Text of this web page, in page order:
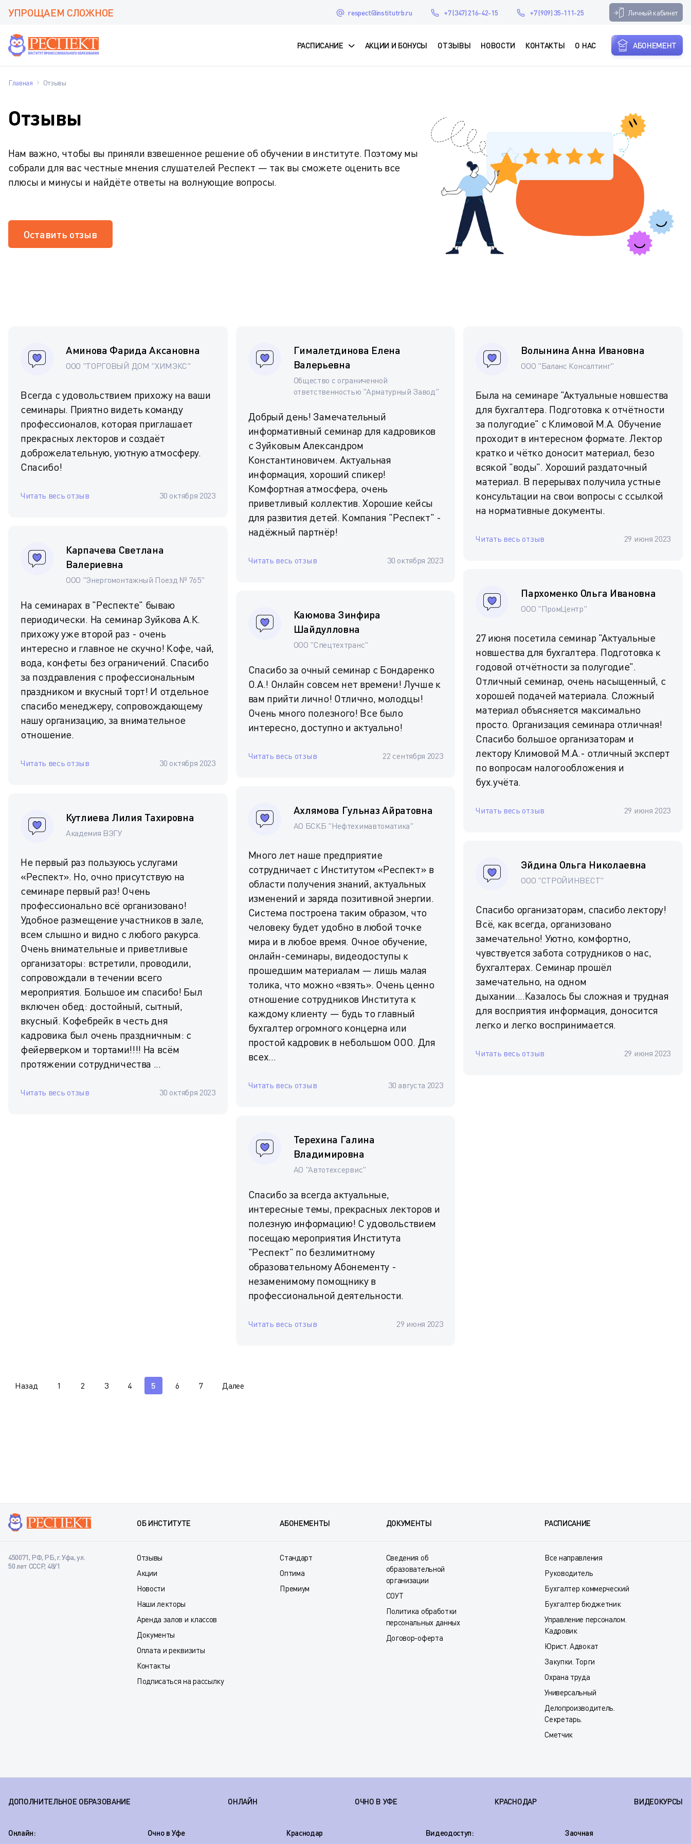
УПРОЩАЕМ СЛОЖНОЕ respect@institutrb.ru +7 (347) 216-42-15 +7 (909) 35-111-25 Личный кабинет
РАСПИСАНИЕ АКЦИИ И БОНУСЫ ОТЗЫВЫ НОВОСТИ КОНТАКТЫ О НАС АБОНЕМЕНТ
Главная Отзывы
Отзывы
Нам важно, чтобы вы приняли взвешенное решение об обучении в институте. Поэтому мы
собрали для вас честные мнения слушателей Респект — так вы сможете оценить все
плюсы и минусы и найдёте ответы на волнующие вопросы.
Оставить отзыв
Аминова Фарида Аксановна
ООО "ТОРГОВЫЙ ДОМ "ХИМЭКС"
Всегда с удовольствием прихожу на ваши
семинары. Приятно видеть команду
профессионалов, которая приглашает
прекрасных лекторов и создаёт
доброжелательную, уютную атмосферу.
Спасибо!
30 октября 2023
Читать весь отзыв
Карпачева Светлана
Валериевна
ООО "Энергомонтажный Поезд № 765"
На семинарах в "Респекте" бываю
периодически. На семинар Зуйкова А.К.
прихожу уже второй раз - очень
интересно и главное не скучно! Кофе, чай,
вода, конфеты без ограничений. Спасибо
за поздравления с профессиональным
праздником и вкусный торт! И отдельное
спасибо менеджеру, сопровождающему
нашу организацию, за внимательное
отношение.
30 октября 2023
Читать весь отзыв
Кутлиева Лилия Тахировна
Академия ВЭГУ
Не первый раз пользуюсь услугами
«Респект». Но, очно присутствую на
семинаре первый раз! Очень
профессионально всё организовано!
Удобное размещение участников в зале,
всем слышно и видно с любого ракурса.
Очень внимательные и приветливые
организаторы: встретили, проводили,
сопровождали в течении всего
мероприятия. Большое им спасибо! Был
включен обед: достойный, сытный,
вкусный. Кофебрейк в честь дня
кадровика был очень праздничным: с
фейерверком и тортами!!!! На всём
протяжении сотрудничества ...
30 октября 2023
Читать весь отзыв
Гималетдинова Елена
Валерьевна
Общество с ограниченной
ответственностью "Арматурный Завод"
Добрый день! Замечательный
информативный семинар для кадровиков
с Зуйковым Александром
Константиновичем. Актуальная
информация, хороший спикер!
Комфортная атмосфера, очень
приветливый коллектив. Хорошие кейсы
для развития детей. Компания "Респект" -
надёжный партнёр!
30 октября 2023
Читать весь отзыв
Каюмова Зинфира
Шайдулловна
ООО "Спецтехтранс"
Спасибо за очный семинар с Бондаренко
О.А.! Онлайн совсем нет времени! Лучше к
вам прийти лично! Отлично, молодцы!
Очень много полезного! Все было
интересно, доступно и актуально!
22 сентября 2023
Читать весь отзыв
Ахлямова Гульназ Айратовна
АО БСКБ "Нефтехимавтоматика"
Много лет наше предприятие
сотрудничает с Институтом «Респект» в
области получения знаний, актуальных
изменений и заряда позитивной энергии.
Система построена таким образом, что
человеку будет удобно в любой точке
мира и в любое время. Очное обучение,
онлайн-семинары, видеодоступы к
прошедшим материалам — лишь малая
толика, что можно «взять». Очень ценно
отношение сотрудников Института к
каждому клиенту — будь то главный
бухгалтер огромного концерна или
простой кадровик в небольшом ООО. Для
всех...
30 августа 2023
Читать весь отзыв
Терехина Галина
Владимировна
АО "Автотехсервис"
Спасибо за всегда актуальные,
интересные темы, прекрасных лекторов и
полезную информацию! С удовольствием
посещаю мероприятия Института
"Респект" по безлимитному
образовательному Абонементу -
незаменимому помощнику в
профессиональной деятельности.
29 июня 2023
Читать весь отзыв
Волынина Анна Ивановна
ООО "Баланс Консалтинг"
Была на семинаре "Актуальные новшества
для бухгалтера. Подготовка к отчётности
за полугодие" с Климовой М.А. Обучение
проходит в интересном формате. Лектор
кратко и чётко доносит материал, безо
всякой "воды". Хороший раздаточный
материал. В перерывах получила устные
консультации на свои вопросы с ссылкой
на нормативные документы.
29 июня 2023
Читать весь отзыв
Пархоменко Ольга Ивановна
ООО "ПромЦентр"
27 июня посетила семинар "Актуальные
новшества для бухгалтера. Подготовка к
годовой отчётности за полугодие".
Отличный семинар, очень насыщенный, с
хорошей подачей материала. Сложный
материал объясняется максимально
просто. Организация семинара отличная!
Спасибо большое организаторам и
лектору Климовой М.А.- отличный эксперт
по вопросам налогообложения и
бух.учёта.
29 июня 2023
Читать весь отзыв
Эйдина Ольга Николаевна
ООО "СТРОЙИНВЕСТ"
Спасибо организаторам, спасибо лектору!
Всё, как всегда, организовано
замечательно! Уютно, комфортно,
чувствуется забота сотрудников о нас,
бухгалтерах. Семинар прошёл
замечательно, на одном
дыхании....Казалось бы сложная и трудная
для восприятия информация, доносится
легко и легко воспринимается.
29 июня 2023
Читать весь отзыв
Назад 1 2 3 4 5 6 7 Далее
ОБ ИНСТИТУТЕ
Отзывы
Акции
Новости
Наши лекторы
Аренда залов и классов
Документы
Оплата и реквизиты
Контакты
Подписаться на рассылку
АБОНЕМЕНТЫ
Стандарт
Оптима
Премиум
ДОКУМЕНТЫ
Сведения об
образовательной
организации
СОУТ
Политика обработки
персональных данных
Договор-оферта
РАСПИСАНИЕ
Все направления
Руководитель
Бухгалтер коммерческий
Бухгалтер бюджетник
Управление персоналом.
Кадровик
Юрист. Адвокат
Закупки. Торги
Охрана труда
Универсальный
Делопроизводитель.
Секретарь.
Сметчик
450071, РФ, РБ, г. Уфа, ул.
50 лет СССР, 48/1
ДОПОЛНИТЕЛЬНОЕ ОБРАЗОВАНИЕ ОНЛАЙН ОЧНО В УФЕ КРАСНОДАР ВИДЕОКУРСЫ
Онлайн:
Очно в Уфе
Краснодар
Видеодоступ:
Заочная